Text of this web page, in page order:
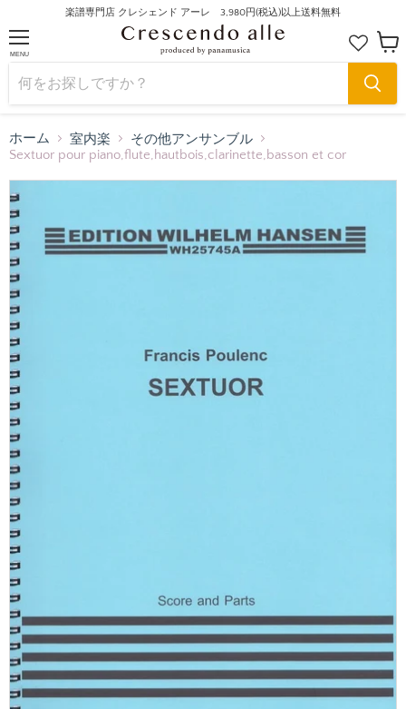
楽譜専門店 クレシェンド アーレ 3,980円(税込)以上送料無料
MENU
カ
ー
ト
を
ホーム 室内楽
その他アンサンブル
Sextuor pour piano,flute,hautbois,clarinette,basson et cor